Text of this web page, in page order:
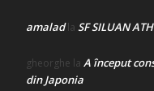
amaladla SF SILUAN
gheorghe la A început
din Japonia